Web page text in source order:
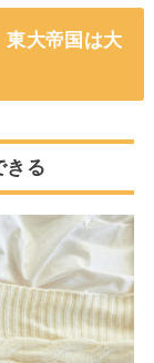
東大帝国は大
きる